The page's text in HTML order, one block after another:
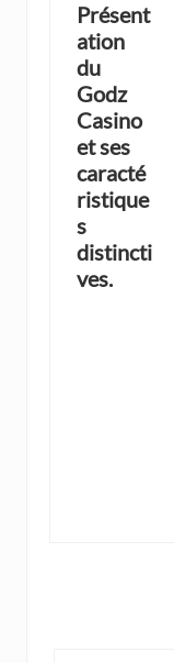
Présent
ation
du
Godz
Casino
et ses
caracté
ristique
s
distincti
ves.